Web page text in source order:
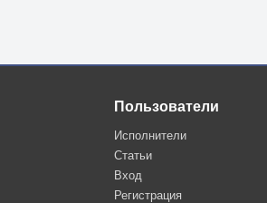
Пользователи
Исполнители
Статьи
Вход
Регистрация